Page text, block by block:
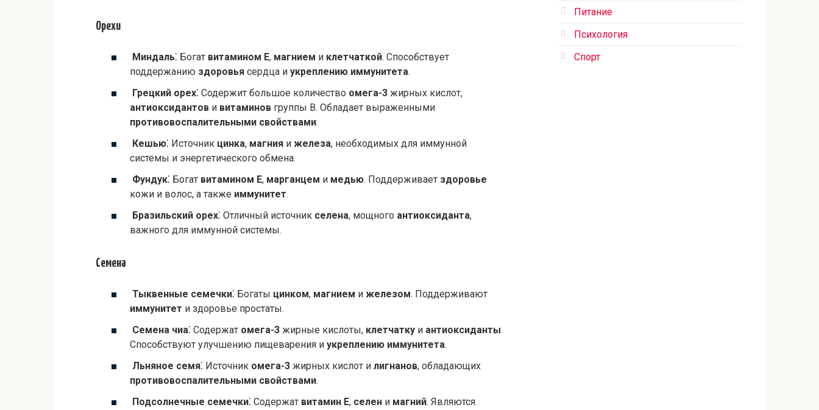
Орехи
Миндаль⁚ Богат витамином Е, магнием и клетчаткой. Способствует
поддержанию здоровья сердца и укреплению иммунитета.
Грецкий орех⁚ Содержит большое количество омега-3 жирных кислот,
антиоксидантов и витаминов группы B. Обладает выраженными
противовоспалительными свойствами.
Кешью⁚ Источник цинка, магния и железа, необходимых для иммунной
системы и энергетического обмена.
Фундук⁚ Богат витамином Е, марганцем и медью. Поддерживает здоровье
кожи и волос, а также иммунитет.
Бразильский орех⁚ Отличный источник селена, мощного антиоксиданта,
важного для иммунной системы.
Семена
Тыквенные семечки⁚ Богаты цинком, магнием и железом. Поддерживают
иммунитет и здоровье простаты.
Семена чиа⁚ Содержат омега-3 жирные кислоты, клетчатку и антиоксиданты.
Способствуют улучшению пищеварения и укреплению иммунитета.
Льняное семя⁚ Источник омега-3 жирных кислот и лигнанов, обладающих
противовоспалительными свойствами.
Подсолнечные семечки⁚ Содержат витамин Е, селен и магний. Являются
Питание
Психология
Спорт